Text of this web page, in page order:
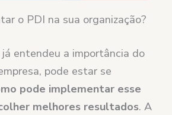
o PDI na sua organização?
entendeu a importância do
pode estar se
pode implementar esse
melhores resultados. A